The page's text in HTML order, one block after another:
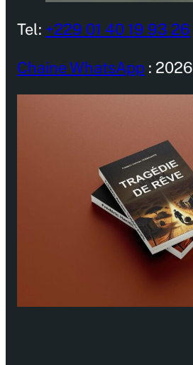
Tel: +229 01 40 19 93 26
Chaine WhatsApp : 2026